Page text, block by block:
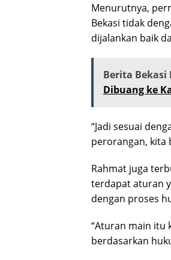
Menurutnya,
Bekasi tidak
dijalankan baik
Berita Bekasi
Dibuang ke
“Jadi sesuai
perorangan, kita
Rahmat juga
terdapat aturan
dengan proses
“Aturan main itu
berdasarkan